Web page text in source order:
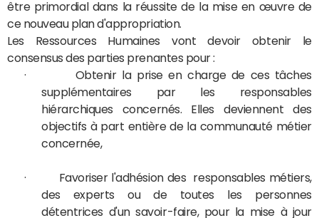
être primordial dans la réussite de la mise en œuvre de
ce nouveau plan d'appropriation.
Les Ressources Humaines vont devoir obtenir le
consensus des parties prenantes pour :
· Obtenir la prise en charge de ces tâches
supplémentaires par les responsables
hiérarchiques concernés. Elles deviennent des
objectifs à part entière de la communauté métier
concernée,
· Favoriser l'adhésion des responsables métiers,
des experts ou de toutes les personnes
détentrices d'un savoir-faire, pour la mise à jour